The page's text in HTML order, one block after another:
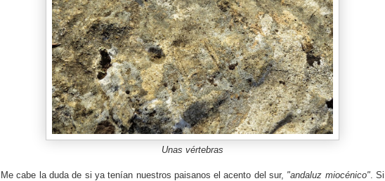
Unas vértebras
Me cabe la duda de si ya tenían nuestros paisanos el acento del sur, "andaluz miocénico". Si